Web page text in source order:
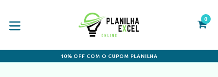
0
10% OFF COM O CUPOM PLANILHA